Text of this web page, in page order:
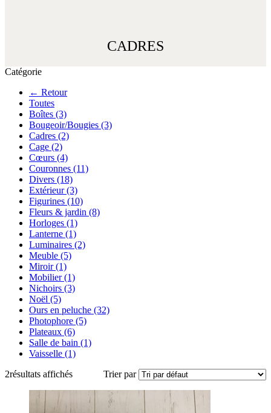
CADRES
Catégorie
← Retour
Toutes
Boîtes (3)
Bougeoir/Bougies (3)
Cadres (2)
Cage (2)
Cœurs (4)
Couronnes (11)
Divers (18)
Extérieur(3)
Figurines (10)
Fleurs & jardin (8)
Horloges (1)
Lanterne (1)
Luminaires (2)
Meuble (5)
Miroir(1)
Mobilier(1)
Nichoirs (3)
Noël (5)
Ours en peluche (32)
Photophore (5)
Plateaux (6)
Salle de bain (1)
Vaisselle (1)
2résultats affichés Trier par